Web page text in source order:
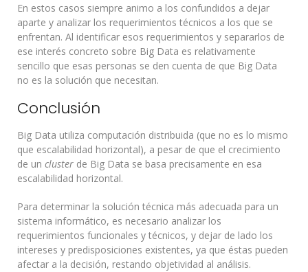
En estos casos siempre animo a los confundidos a dejar
aparte y analizar los requerimientos técnicos a los que se
enfrentan. Al identificar esos requerimientos y separarlos de
ese interés concreto sobre Big Data es relativamente
sencillo que esas personas se den cuenta de que Big Data
no es la solución que necesitan.
Conclusión
Big Data utiliza computación distribuida (que no es lo mismo
que escalabilidad horizontal), a pesar de que el crecimiento
de un cluster de Big Data se basa precisamente en esa
escalabilidad horizontal.
Para determinar la solución técnica más adecuada para un
sistema informático, es necesario analizar los
requerimientos funcionales y técnicos, y dejar de lado los
intereses y predisposiciones existentes, ya que éstas pueden
afectar a la decisión, restando objetividad al análisis.